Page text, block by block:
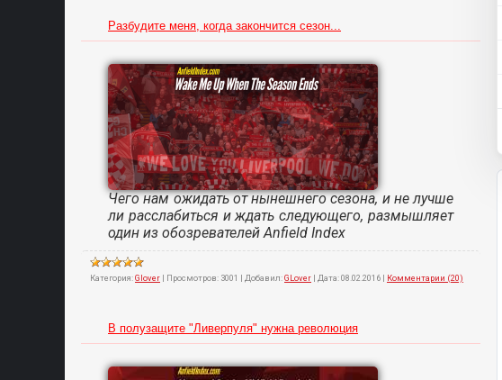
Разбудите меня, когда закончится сезон...
Чего нам ожидать от нынешнего сезона, и не лучше
ли расслабиться и ждать следующего, размышляет
один из обозревателей Anfield Index
Категория:Glover | Просмотров: 3001 | Добавил:GLover | Дата:08.02.2016 | Комментарии (20)
В полузащите "Ливерпуля" нужна революция